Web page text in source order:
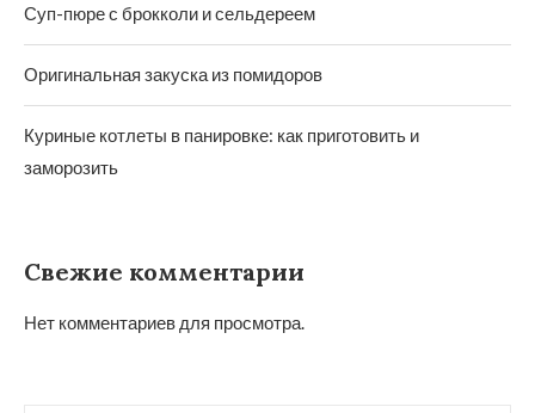
Суп-пюре с брокколи и сельдереем
Оригинальная закуска из помидоров
Куриные котлеты в панировке: как приготовить и
заморозить
Свежие комментарии
Нет комментариев для просмотра.